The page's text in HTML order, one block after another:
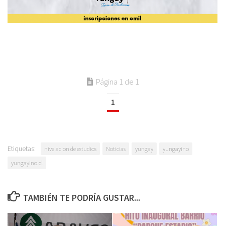
Página 1 de 1
1
Etiquetas: nivelacion de estudios Noticias yungay
yungayino
yungayino.cl
TAMBIÉN TE PODRÍA GUSTAR...